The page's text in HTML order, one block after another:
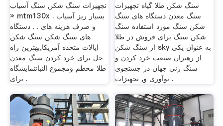
تجهیزات سنگ شکن سنگ آسیاب
» mtm130x بسیار ریز آسیاب .
و صرف هزینه های . . دستگاه
های سنگ شکن سنگ شکن
ایالات متحده آمریکا,بهترین راه
حل برای خرد کردن سنگ معدن
طلا محطم ومجموع النباتنمایشگاه
برای .
سنگ شکن طلا گیاه تجهیزات
سنگ معدن دستگاه های سنگ
شکن سنگ مورد استفاده سنگ
شکن سنگ برای فروش در طلا
از سنگ شکن sky به عنوان یکی
از رهبران صنعت خرد کردن و
سنگ زنی جهان در جستجوی
نوآوری و, تجهیزات .